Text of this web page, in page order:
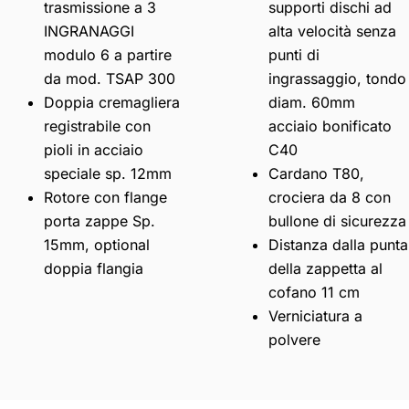
trasmissione a 3
INGRANAGGI
modulo 6 a partire
da mod. TSAP 300
Doppia cremagliera
registrabile con
pioli in acciaio
speciale sp. 12mm
Rotore con flange
porta zappe Sp.
15mm, optional
doppia flangia
supporti dischi ad
alta velocità senza
punti di
ingrassaggio, tondo
diam. 60mm
acciaio bonificato
C40
Cardano T80,
crociera da 8 con
bullone di sicurezza
Distanza dalla punta
della zappetta al
cofano 11 cm
Verniciatura a
polvere